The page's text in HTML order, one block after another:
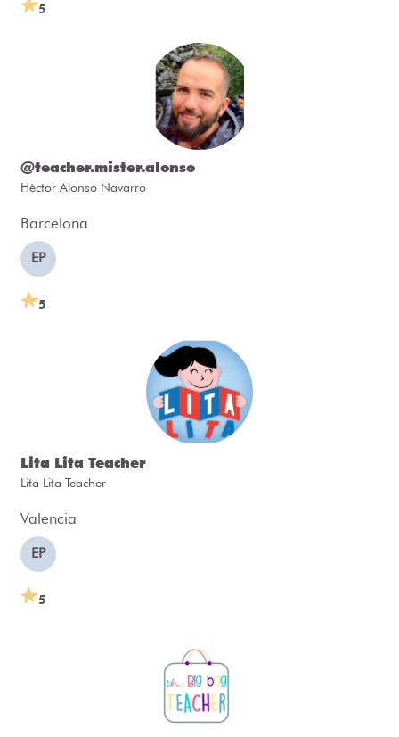
5
@teacher.mister.alonso
Hèctor Alonso Navarro
Barcelona
EP
5
Lita Lita Teacher
Lita Lita Teacher
Valencia
EP
5